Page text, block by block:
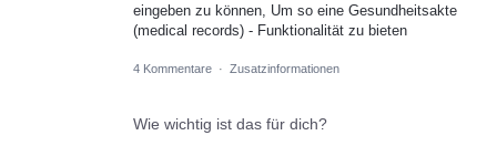
eingeben zu können, Um so eine Gesundheitsakte
(medical records) - Funktionalität zu bieten
4 Kommentare · Zusatzinformationen
Wie wichtig ist das für dich?